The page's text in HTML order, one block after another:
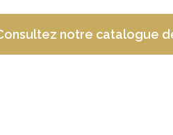
notre catalogue